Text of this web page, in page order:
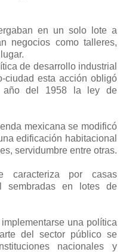
en un solo lote a
negocios como talleres,
de desarrollo industrial
ciudad esta acción obligó
año del 1958 la ley de
mexicana se modificó
edificación habitacional
servidumbre entre otras.
caracteriza por casas
sembradas en lotes de
una política
del sector público se
nacionales y